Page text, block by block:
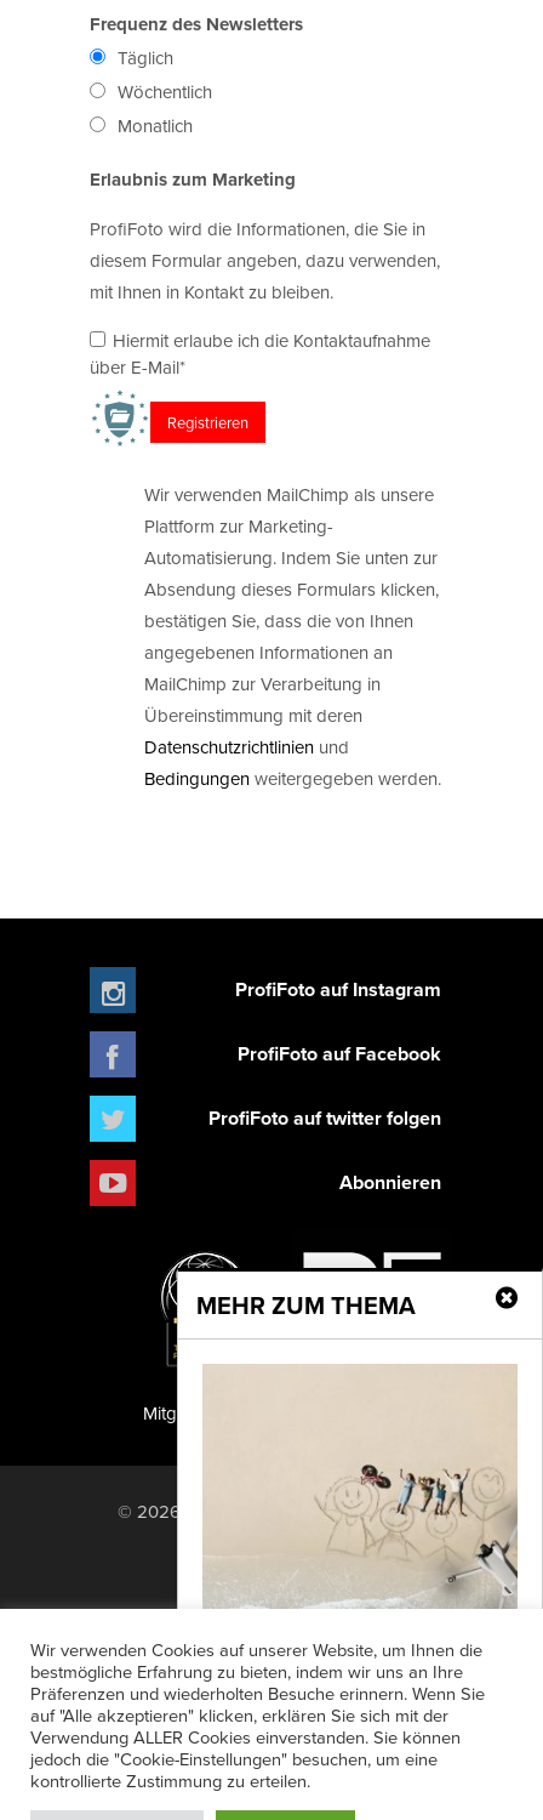
Frequenz des Newsletters
Täglich
Wöchentlich
Monatlich
Erlaubnis zum Marketing
ProfiFoto wird die Informationen, die Sie in
diesem Formular angeben, dazu verwenden,
mit Ihnen in Kontakt zu bleiben.
Hiermit erlaube ich die Kontaktaufnahme
über E-Mail*
Wir verwenden MailChimp als unsere
Plattform zur Marketing-
Automatisierung. Indem Sie unten zur
Absendung dieses Formulars klicken,
bestätigen Sie, dass die von Ihnen
angegebenen Informationen an
MailChimp zur Verarbeitung in
Übereinstimmung mit deren
Datenschutzrichtlinien und
Bedingungenweitergegeben werden.
MEHR ZUM THEMA
249g-Drohne
Die DJI Mini 3 ist eine kompakte und
mit 249 Gramm ultraleichte
Kameradrohne, die in vielen Teilen der
ProfiFoto auf Instagram
ProfiFoto auf Facebook
ProfiFoto auf twitter folgen
Abonnieren
Mitglied der TIPA
© 2026 PF Publishing GmbH. All rights
Nach oben
Anzeigensuche
Shop
Zahlungsarten
Widerrufsbelehrung
Datenschutz
AGB
Newsletter-Anmeldung
Verträge hier kündigen
Mein Account
Passwort vergessen
Wir verwenden Cookies auf unserer Website, um Ihnen die
bestmögliche Erfahrung zu bieten, indem wir uns an Ihre
Präferenzen und wiederholten Besuche erinnern. Wenn Sie
auf "Alle akzeptieren" klicken, erklären Sie sich mit der
Verwendung ALLER Cookies einverstanden. Sie können
jedoch die "Cookie-Einstellungen" besuchen, um eine
kontrollierte Zustimmung zu erteilen.